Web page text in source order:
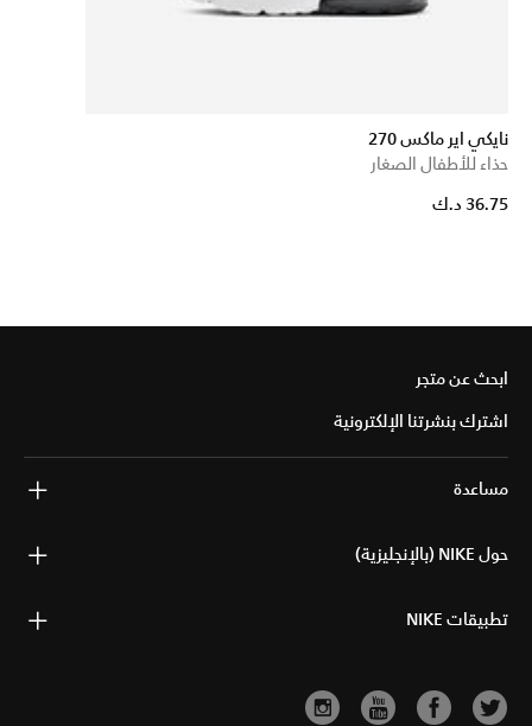
نايكي اير ماكس 270
حذاء للأطفال الصغار
36.75 د.ك
ابحث عن متجر
اشترك بنشرتنا الإلكترونية
مساعدة
حول NIKE (بالإنجليزية)
تطبيقات NIKE